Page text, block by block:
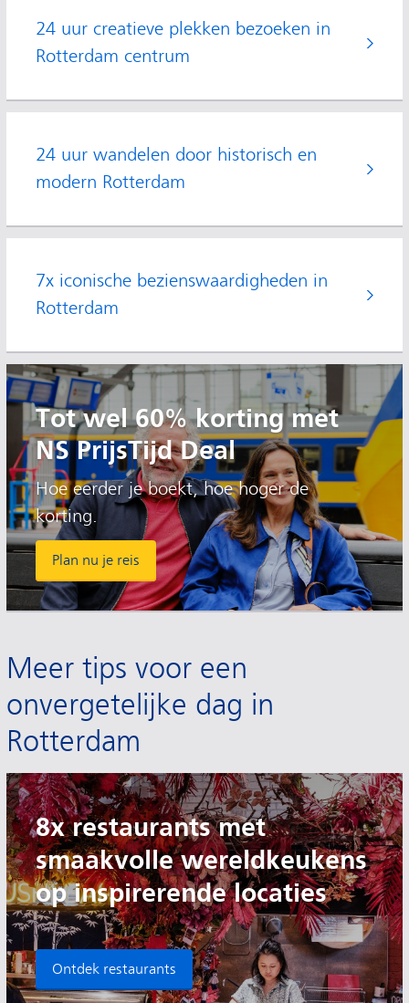
24 uur creatieve plekken bezoeken in
Rotterdam centrum
24 uur wandelen door historisch en
modern Rotterdam
7x iconische bezienswaardigheden in
Rotterdam
Tot wel 60% korting met
NS PrijsTijd Deal
Hoe eerder je boekt, hoe hoger de
korting.
Plan nu je reis
Meer tips voor een
onvergetelijke dag in
Rotterdam
8x restaurants met
smaakvolle wereldkeukens
op inspirerende locaties
Ontdek restaurants